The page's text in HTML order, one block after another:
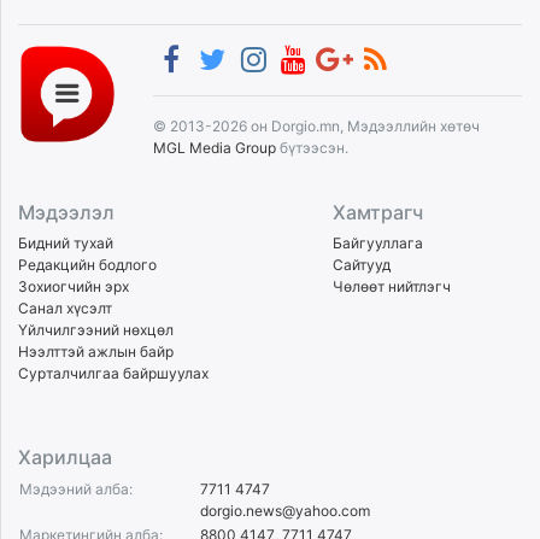
© 2013-2026 он Dorgio.mn, Мэдээллийн хөтөч
MGL Media Group бүтээсэн.
Мэдээлэл
Бидний тухай
Редакцийн бодлого
Зохиогчийн эрх
Санал хүсэлт
Үйлчилгээний нөхцөл
Нээлттэй ажлын байр
Сурталчилгаа байршуулах
Хамтрагч
Байгууллага
Сайтууд
Чөлөөт нийтлэгч
Харилцаа
Мэдээний алба:
7711 4747
dorgio.news@yahoo.com
Маркетингийн алба:
8800 4147 7711 4747